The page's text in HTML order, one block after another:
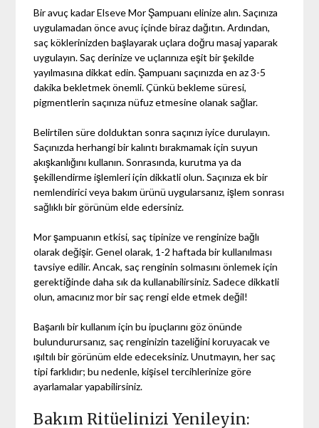
Bir avuç kadar Elseve Mor Şampuanı elinize alın. Saçınıza
uygulamadan önce avuç içinde biraz dağıtın. Ardından,
saç köklerinizden başlayarak uçlara doğru masaj yaparak
uygulayın. Saç derinize ve uçlarınıza eşit bir şekilde
yayılmasına dikkat edin. Şampuanı saçınızda en az 3-5
dakika bekletmek önemli. Çünkü bekleme süresi,
pigmentlerin saçınıza nüfuz etmesine olanak sağlar.
Belirtilen süre dolduktan sonra saçınızı iyice durulayın.
Saçınızda herhangi bir kalıntı bırakmamak için suyun
akışkanlığını kullanın. Sonrasında, kurutma ya da
şekillendirme işlemleri için dikkatli olun. Saçınıza ek bir
nemlendirici veya bakım ürünü uygularsanız, işlem sonrası
sağlıklı bir görünüm elde edersiniz.
Mor şampuanın etkisi, saç tipinize ve renginize bağlı
olarak değişir. Genel olarak, 1-2 haftada bir kullanılması
tavsiye edilir. Ancak, saç renginin solmasını önlemek için
gerektiğinde daha sık da kullanabilirsiniz. Sadece dikkatli
olun, amacınız mor bir saç rengi elde etmek değil!
Başarılı bir kullanım için bu ipuçlarını göz önünde
bulundurursanız, saç renginizin tazeliğini koruyacak ve
ışıltılı bir görünüm elde edeceksiniz. Unutmayın, her saç
tipi farklıdır; bu nedenle, kişisel tercihlerinize göre
ayarlamalar yapabilirsiniz.
Bakım Ritüelinizi Yenileyin: